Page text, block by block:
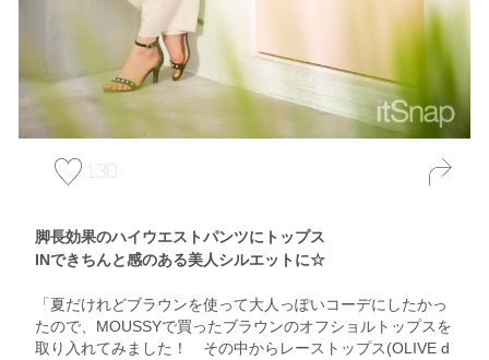
130
脚長効果のハイウエストパンツにトップス
INできちんと感のある美人シルエットに☆
「夏だけれどブラウンを使って大人っぽいコーデにしたかっ
たので、MOUSSYで買ったブラウンのオフショルトップスを
取り入れてみました！ その中からレーストップス(OLIVE d